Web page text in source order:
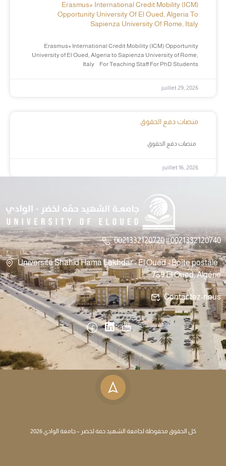
Erasmus+ International Credit Mobility (ICM)
Opportunity University Of El Oued, Algeria To
Sapienza University Of Rome, Italy
Erasmus+ International Credit Mobility (ICM) Opportunity
University of El Oued, Algeria to Sapienza University of Rome,
Italy For Teaching Staff For PhD Students
juillet 29, 2026
منصات دفع الحقوق
juillet 16, 2026
0021332120720 || 0021332120740
Université Shahid Hama Lakhdar - El Oued - Boîte postale :
789 El Oued, Algérie
Contactez-nous
كل الحقوق محفوظة لجامعة الشهيد حمة لخضر – جامعة الوادي 2026